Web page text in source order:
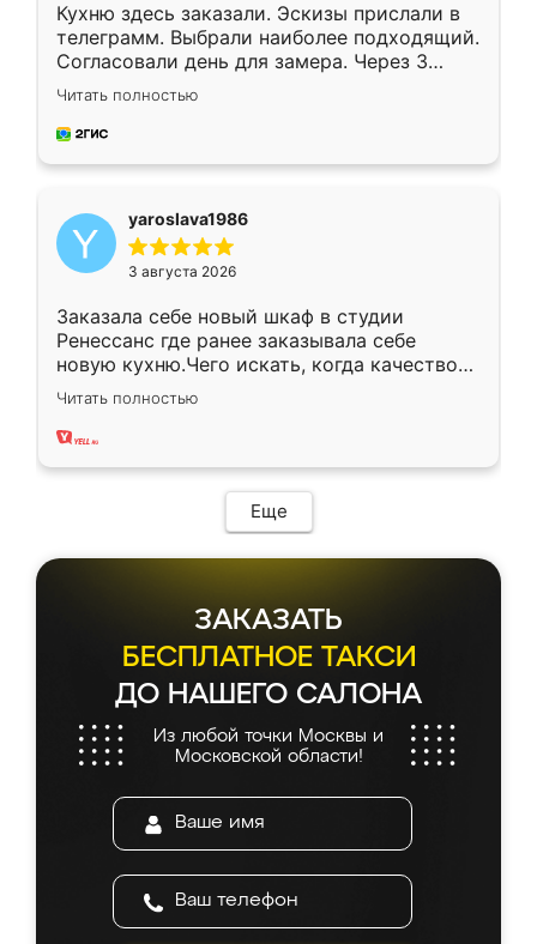
Кухню здесь заказали. Эскизы прислали в
телеграмм. Выбрали наиболее подходящий.
Согласовали день для замера. Через 3
недели кухня была уже готова. Остались
довольны работой. Спасибо Ренессанс
мебель за качественную работу!
Читать полностью
yaroslava1986
3 августа 2026
Заказала себе новый шкаф в студии
Ренессанс где ранее заказывала себе
новую кухню.Чего искать, когда качеством
вполне довольна. Служит кухня уже почти
два года, нареканий нет.
Читать полностью
Еще
ЗАКАЗАТЬ
БЕСПЛАТНОЕ ТАКСИ
ДО НАШЕГО САЛОНА
Из любой точки Москвы и
Московской области!